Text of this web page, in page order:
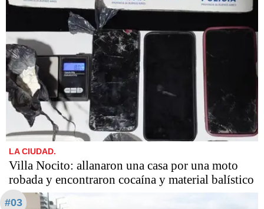
LA CIUDAD.
Villa Nocito: allanaron una casa por una moto
robada y encontraron cocaína y material balístico
#03